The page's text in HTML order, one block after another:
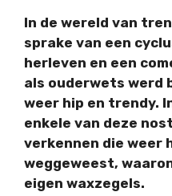
In de wereld van
sprake van een
herleven en een
als ouderwets werd
weer hip en trendy.
enkele van deze
verkennen die weer
weggeweest,
eigen waxzegels.